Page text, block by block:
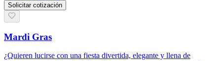
Solicitar cotización
Mardi Gras
¿Quieren lucirse con una fiesta divertida, elegante y llena de